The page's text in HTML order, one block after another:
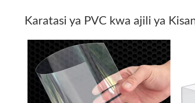
Karatasi ya PVC kwa ajili ya